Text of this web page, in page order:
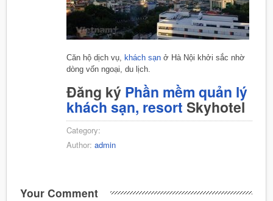
Căn hộ dịch vụ, khách sạn ở Hà Nội khởi sắc nhờ
dòng vốn ngoại, du lịch.
Đăng ký Phần mềm quản lý
khách sạn, resort Skyhotel
Category:
Author: admin
Your Comment